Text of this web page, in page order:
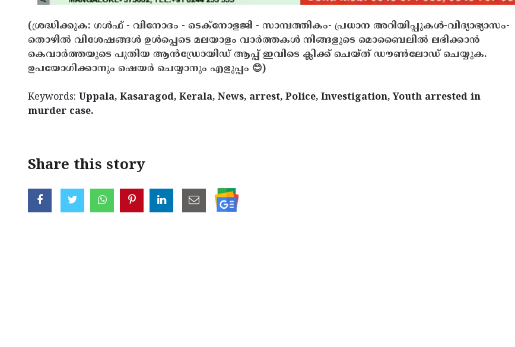
(ശ്രദ്ധിക്കുക: ഗൾഫ് - വിനോദം - ടെക്നോളജി - സാമ്പത്തികം- പ്രധാന അറിയിപ്പുകൾ-വിദ്യാഭ്യാസം-
തൊഴിൽ വിശേഷങ്ങൾ ഉൾപ്പെടെ മലയാളം വാർത്തകൾ നിങ്ങളുടെ മൊബൈലിൽ ലഭിക്കാൻ
കെവാർത്തയുടെ പുതിയ ആൻഡ്രോയിഡ് ആപ്പ് ഇവിടെ ക്ലിക്ക് ചെയ്ത് ഡൗൺലോഡ് ചെയ്യുക.
ഉപയോഗിക്കാനും ഷെയർ ചെയ്യാനും എളുപ്പം 😊)
Keywords: Uppala, Kasaragod, Kerala, News, arrest, Police, Investigation, Youth arrested in
murder case.
Share this story